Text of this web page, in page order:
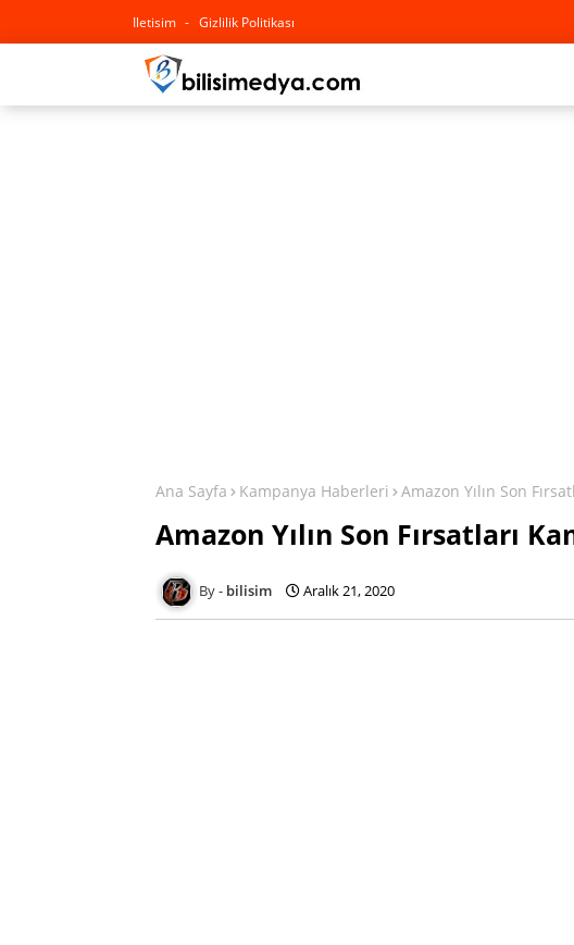
Iletisim Gizlilik Politikası
Ana Sayfa Kampanya Haberleri Amazon Yılın Son
Amazon Yılın Son Fırsatları
bilisim Aralık 21, 2020